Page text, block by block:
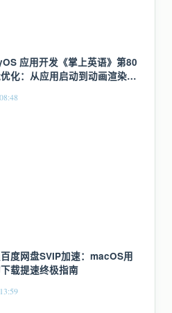
应用开发《掌上英语》第80
化：从应用启动到动画渲染的
度网盘SVIP加速：macOS用
载提速终极指南